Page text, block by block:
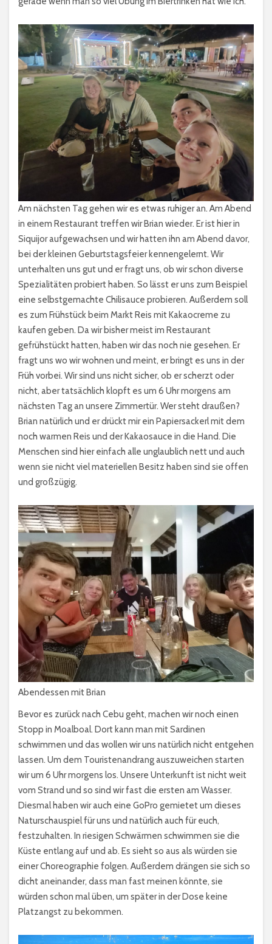
Am nächsten Tag gehen wir es etwas ruhiger an. Am Abend
in einem Restaurant treffen wir Brian wieder. Er ist hier in
Siquijor aufgewachsen und wir hatten ihn am Abend davor,
bei der kleinen Geburtstagsfeier kennengelernt. Wir
unterhalten uns gut und er fragt uns, ob wir schon diverse
Spezialitäten probiert haben. So lässt er uns zum Beispiel
eine selbstgemachte Chilisauce probieren. Außerdem soll
es zum Frühstück beim Markt Reis mit Kakaocreme zu
kaufen geben. Da wir bisher meist im Restaurant
gefrühstückt hatten, haben wir das noch nie gesehen. Er
fragt uns wo wir wohnen und meint, er bringt es uns in der
Früh vorbei. Wir sind uns nicht sicher, ob er scherzt oder
nicht, aber tatsächlich klopft es um 6 Uhr morgens am
nächsten Tag an unsere Zimmertür. Wer steht draußen?
Brian natürlich und er drückt mir ein Papiersackerl mit dem
noch warmen Reis und der Kakaosauce in die Hand. Die
Menschen sind hier einfach alle unglaublich nett und auch
wenn sie nicht viel materiellen Besitz haben sind sie offen
und großzügig.
Abendessen mit Brian
Bevor es zurück nach Cebu geht, machen wir noch einen
Stopp in Moalboal. Dort kann man mit Sardinen
schwimmen und das wollen wir uns natürlich nicht entgehen
lassen. Um dem Touristenandrang auszuweichen starten
wir um 6 Uhr morgens los. Unsere Unterkunft ist nicht weit
vom Strand und so sind wir fast die ersten am Wasser.
Diesmal haben wir auch eine GoPro gemietet um dieses
Naturschauspiel für uns und natürlich auch für euch,
festzuhalten. In riesigen Schwärmen schwimmen sie die
Küste entlang auf und ab. Es sieht so aus als würden sie
einer Choreographie folgen. Außerdem drängen sie sich so
dicht aneinander, dass man fast meinen könnte, sie
würden schon mal üben, um später in der Dose keine
Platzangst zu bekommen.